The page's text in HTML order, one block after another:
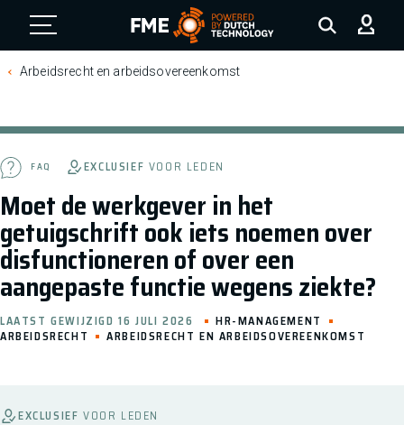
FME Logo, to the homepage
Arbeidsrecht en arbeidsovereenkomst
Moet de werkgever in het
getuigschrift ook iets noemen over
disfunctioneren of over een
aangepaste functie wegens ziekte?
FAQ EXCLUSIEF VOOR LEDEN
LAATST GEWIJZIGD 16 JULI 2026
HR-MANAGEMENT
ARBEIDSRECHT
ARBEIDSRECHT EN ARBEIDSOVEREENKOMST
EXCLUSIEF VOOR LEDEN